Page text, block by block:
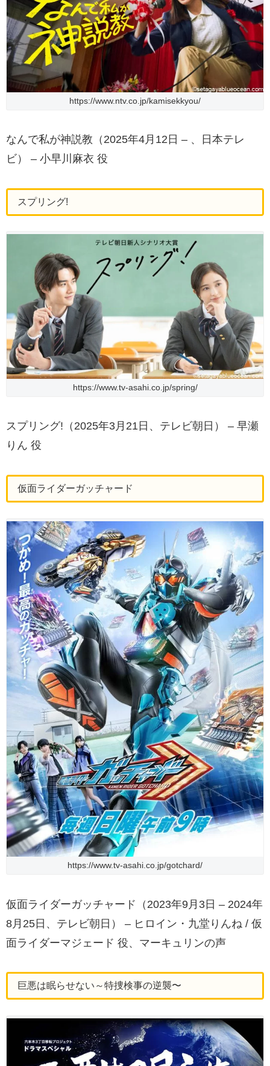
https://www.ntv.co.jp/kamisekkyou/
なんで私が神説教（2025年4月12日 – 、日本テレ
ビ） – 小早川麻衣 役
スプリング!
https://www.tv-asahi.co.jp/spring/
スプリング!（2025年3月21日、テレビ朝日） – 早瀬
りん 役
仮面ライダーガッチャード
https://www.tv-asahi.co.jp/gotchard/
仮面ライダーガッチャード（2023年9月3日 – 2024年
8月25日、テレビ朝日） – ヒロイン・九堂りんね / 仮
面ライダーマジェード 役、マーキュリンの声
巨悪は眠らせない～特捜検事の逆襲〜